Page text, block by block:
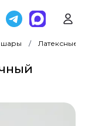
Латексные